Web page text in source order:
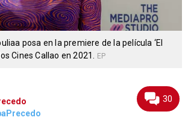
posa en la premiere de la película ‘El
Cines Callao en 2021.
EP
30